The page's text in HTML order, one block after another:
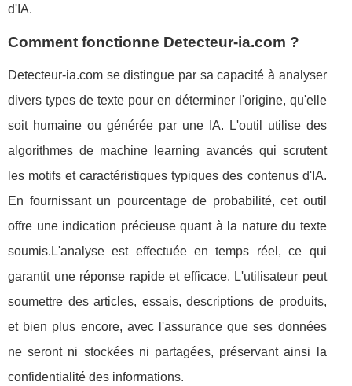
d'IA.
Comment fonctionne Detecteur-ia.com ?
Detecteur-ia.com se distingue par sa capacité à analyser
divers types de texte pour en déterminer l'origine, qu'elle
soit humaine ou générée par une IA. L'outil utilise des
algorithmes de machine learning avancés qui scrutent
les motifs et caractéristiques typiques des contenus d'IA.
En fournissant un pourcentage de probabilité, cet outil
offre une indication précieuse quant à la nature du texte
soumis.L'analyse est effectuée en temps réel, ce qui
garantit une réponse rapide et efficace. L'utilisateur peut
soumettre des articles, essais, descriptions de produits,
et bien plus encore, avec l'assurance que ses données
ne seront ni stockées ni partagées, préservant ainsi la
confidentialité des informations.